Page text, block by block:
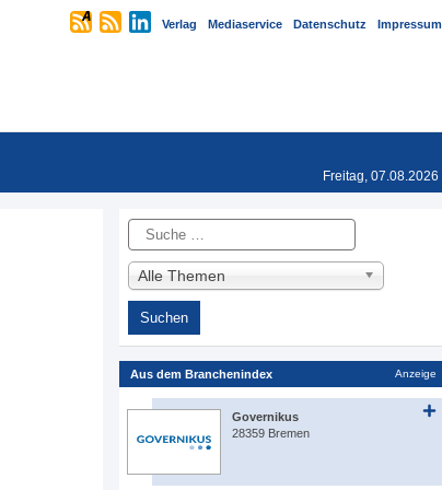
Verlag Mediaservice Datenschutz Impressum
Freitag, 07.08.2026
Suche
Alle Themen
Aus dem Branchenindex Anzeige
Governikus
28359 Bremen